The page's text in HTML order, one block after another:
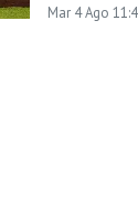
Mar 4 Ago